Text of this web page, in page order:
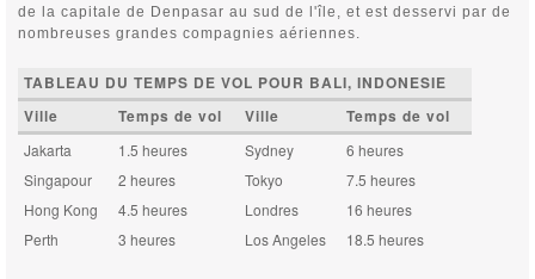
de la capitale de Denpasar au sud de l'île, et est desservi par de
nombreuses grandes compagnies aériennes.
TABLEAU DU TEMPS DE VOL POUR BALI, INDONESIE
Ville
Temps de vol Ville Temps de vol
Jakarta 1.5 heures Sydney
6 heures
Singapour
2 heures Tokyo
7.5 heures
Hong Kong
4.5 heures Londres
16 heures
Perth
3 heures Los Angeles 18.5 heures